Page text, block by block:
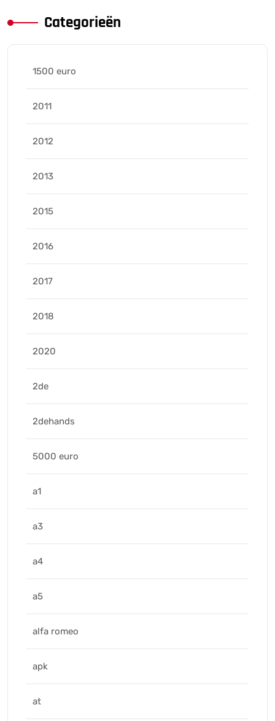
Categorieën
1500 euro
2011
2012
2013
2015
2016
2017
2018
2020
2de
2dehands
5000 euro
a1
a3
a4
a5
alfa romeo
apk
at